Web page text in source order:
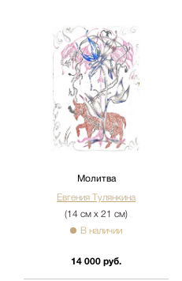
Молитва
Евгения Тулянкина
(14 см х 21 см)
В наличии
14 000 руб.